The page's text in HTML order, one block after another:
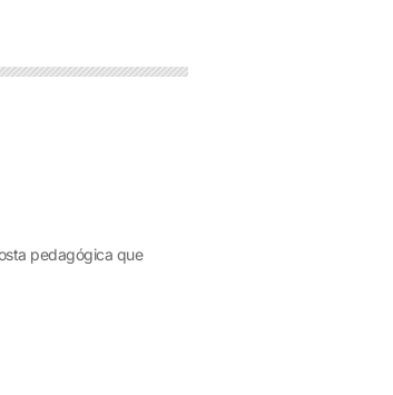
pedagógica que